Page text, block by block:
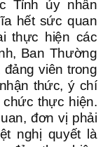
Tỉnh ủy nhấn
hết sức quan
thực hiện các
Ban Thường
viên trong
thức, ý chí
thực hiện.
đơn vị phải
nghị quyết là